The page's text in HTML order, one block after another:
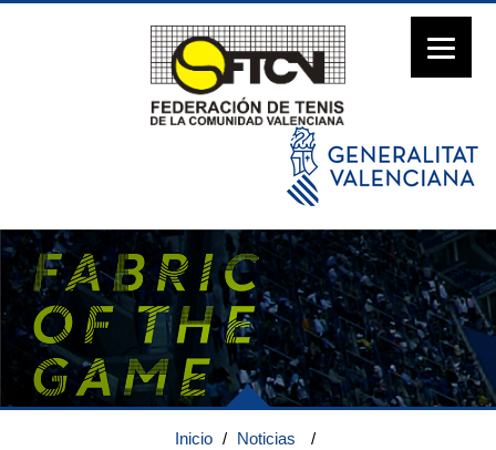
Inicio / Noticias
/